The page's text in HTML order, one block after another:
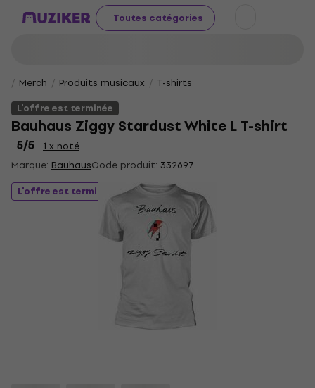
Toutes catégories
Merch Produits musicaux
T-shirts
L'offre est terminée
Bauhaus Ziggy Stardust White L T-shirt
5/5
1 x noté
Marque: BauhausCode produit: 332697
L'offre est terminée